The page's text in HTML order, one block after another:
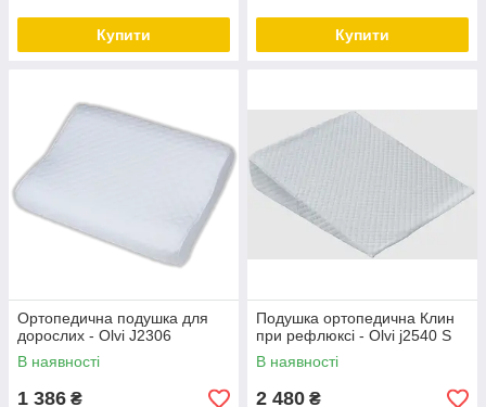
Купити Купити
Ортопедична подушка для
дорослих - Olvi J2306
В наявності
1 386 ₴
Подушка ортопедична Клин
при рефлюксі - Olvi j2540 S
В наявності
2 480 ₴